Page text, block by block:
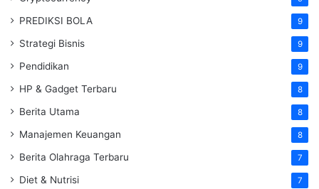
PREDIKSI BOLA 9
Strategi Bisnis 9
Pendidikan 9
HP & Gadget Terbaru 8
Berita Utama 8
Manajemen Keuangan 8
Berita Olahraga Terbaru 7
Diet & Nutrisi 7